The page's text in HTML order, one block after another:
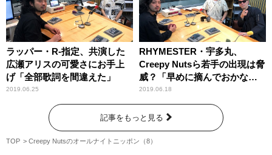
ラッパー・R-指定、共演した
広瀬アリスの可愛さにお手上
げ「全部歌詞を間違えた」
2019.06.25
RHYMESTER・宇多丸、
Creepy Nutsら若手の出現は脅
威？「早めに摘んでおかなき
ゃ……」
2019.06.18
記事をもっと見る
TOP Creepy Nutsのオールナイトニッポン（8）